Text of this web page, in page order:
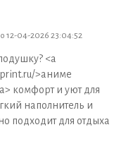
12-04-2026 23:04:52
<a
>аниме
комфорт и уют для
наполнитель и
подходит для отдыха